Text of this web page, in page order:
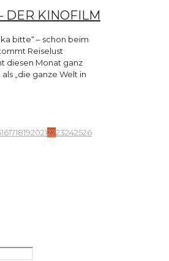
DER KINOFILM
bitte“ – schon beim
Reiselust
diesen Monat ganz
„die ganze Welt in
1617181920212223242526